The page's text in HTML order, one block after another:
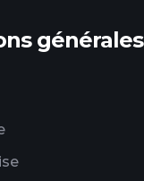
générales